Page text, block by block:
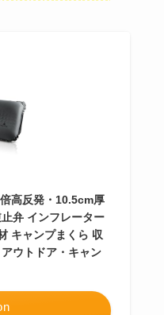
高反発・10.5cm厚
弁 インフレーター
キャンプまくら 収
ウトドア・キャン